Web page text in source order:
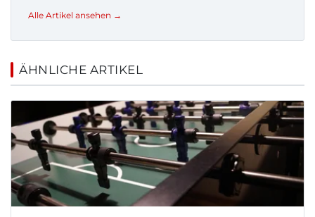
Alle Artikel ansehen →
ÄHNLICHE ARTIKEL